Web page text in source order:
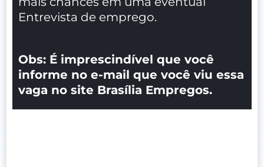
Entrevista de emprego.
Obs: É imprescindível que você
informe no e-mail que você viu essa
vaga no site Brasília Empregos.